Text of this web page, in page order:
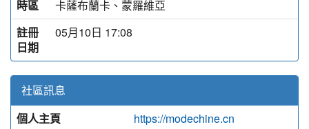
時區
卡薩布蘭卡、蒙羅維亞
註冊
日期
05月10日 17:08
社區訊息
個人主頁
https://modechine.cn